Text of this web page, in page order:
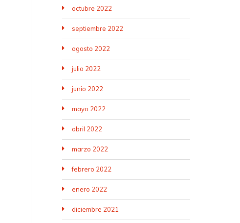
octubre 2022
septiembre 2022
agosto 2022
julio 2022
junio 2022
mayo 2022
abril 2022
marzo 2022
febrero 2022
enero 2022
diciembre 2021